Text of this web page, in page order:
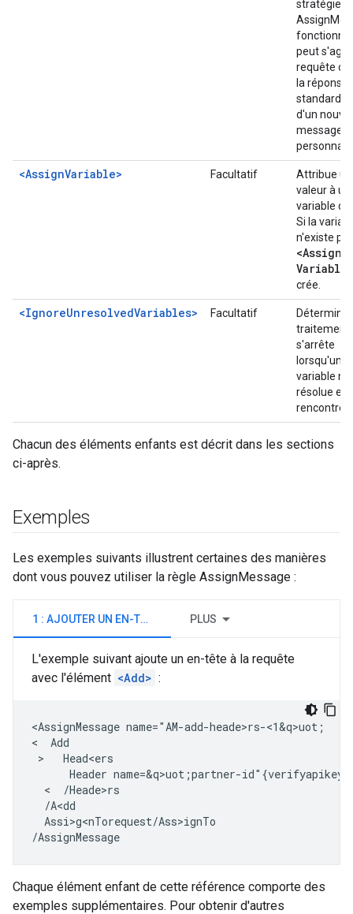
stratégie
peut s'agir
requête ou
la réponse
standard,
d'un
message
<AssignVariable> Facultatif
Attribue
valeur à
variable de
Si la
n'existe
<Assign
Variable>
crée.
<IgnoreUnresolvedVariables> Facultatif
Détermine
traitement
s'arrête
lorsqu'une
variable
résolue est
rencontrée.
Chacun des éléments enfants est décrit dans les sections
ci-après.
Exemples
Les exemples suivants illustrent certaines des manières
dont vous pouvez utiliser la règle AssignMessage :
1 : AJOUTER UN EN-TÊTE PLUS
L'exemple suivant ajoute un en-tête à la requête
avec l'élément <Add> :
<AssignMessage name="AM-add-heade>rs-<1&q>uot;
<  Add
>   Head<ers
Header name=&q>uot;partner-
  <  /Heade>rs
  /A<dd
  Assi>g<nTorequest/Ass>ignTo
/AssignMessage
Chaque élément enfant de cette référence comporte des
exemples supplémentaires. Pour obtenir d'autres